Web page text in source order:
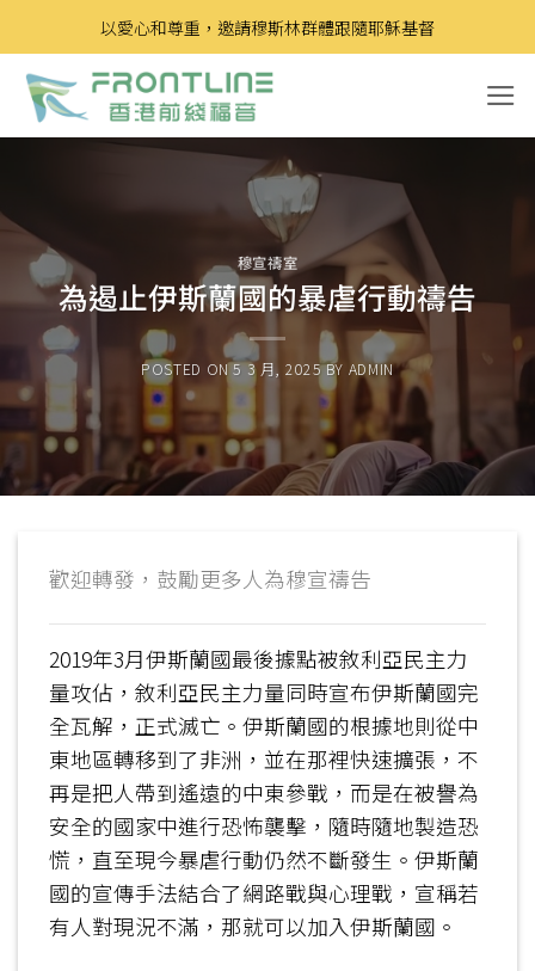
to
content
以愛心和尊重，邀請穆斯林群體跟隨耶穌基督
穆宣禱室
為遏止伊斯蘭國的暴虐行動禱告
POSTED ON5 3 月, 2025 BY ADMIN
歡迎轉發，鼓勵更多人為穆宣禱告
2019年3月伊斯蘭國最後據點被敘利亞民主力
量攻佔，敘利亞民主力量同時宣布伊斯蘭國完
全瓦解，正式滅亡。伊斯蘭國的根據地則從中
東地區轉移到了非洲，並在那裡快速擴張，不
再是把人帶到遙遠的中東參戰，而是在被譽為
安全的國家中進行恐怖襲擊，隨時隨地製造恐
慌，直至現今暴虐行動仍然不斷發生。伊斯蘭
國的宣傳手法結合了網路戰與心理戰，宣稱若
有人對現況不滿，那就可以加入伊斯蘭國。